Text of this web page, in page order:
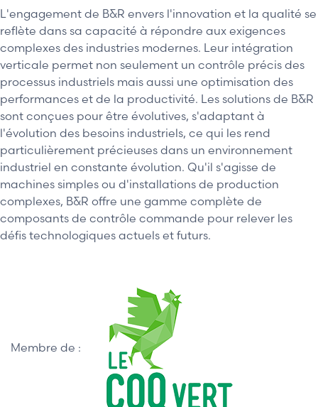
L'engagement de B&R envers l'innovation et la qualité se
reflète dans sa capacité à répondre aux exigences
complexes des industries modernes. Leur intégration
verticale permet non seulement un contrôle précis des
processus industriels mais aussi une optimisation des
performances et de la productivité. Les solutions de B&R
sont conçues pour être évolutives, s'adaptant à
l'évolution des besoins industriels, ce qui les rend
particulièrement précieuses dans un environnement
industriel en constante évolution. Qu'il s'agisse de
machines simples ou d'installations de production
complexes, B&R offre une gamme complète de
composants de contrôle commande pour relever les
défis technologiques actuels et futurs.
Membre de :